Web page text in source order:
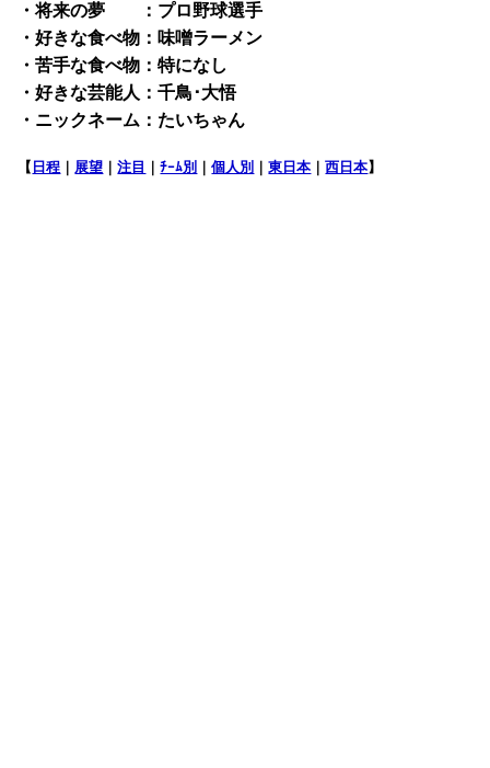
・将来の夢 ：プロ野球選手
・好きな食べ物：味噌ラーメン
・苦手な食べ物：特になし
・好きな芸能人：千鳥･大悟
・ニックネーム：たいちゃん
【 日程 ｜ 展望 ｜注目 ｜ﾁｰﾑ別 ｜個人別 ｜東日本 ｜西日本】